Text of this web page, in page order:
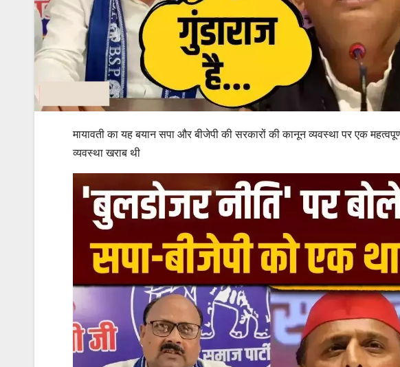
मायावती का यह बयान सपा और बीजेपी की सरकारों की कानून व्यवस्था पर एक
व्यवस्था खराब थी